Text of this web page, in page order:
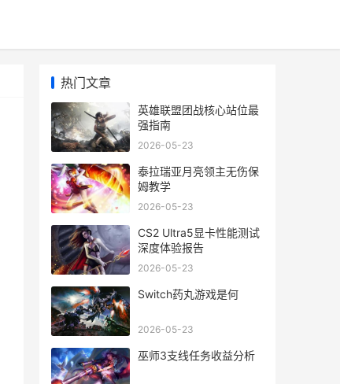
热门文章
英雄联盟团战核心站位最
强指南
2026-05-23
泰拉瑞亚月亮领主无伤保
姆教学
2026-05-23
CS2 Ultra5显卡性能测试
深度体验报告
2026-05-23
Switch药丸游戏是何
2026-05-23
巫师3支线任务收益分析